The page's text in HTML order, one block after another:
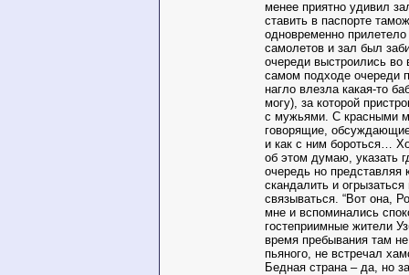
менее приятно удивил
ставить в паспорте
одновременно прилетело
самолетов и зал был
очереди выстроились во
самом подходе очереди
нагло влезла какая-то
могу), за которой
с мужьями. С красными
говорящие,
и как с ним бороться…
об этом думаю, указать
очередь но представляя
скандалить и огрызаться
связываться. “Вот она,
мне и вспоминались
гостеприимные жители
время пребывания там
пьяного, не встречал
Бедная страна – да, но